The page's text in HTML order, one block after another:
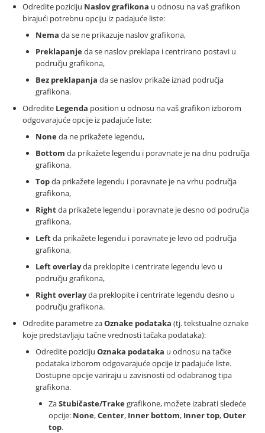
Odredite poziciju Naslov grafikona u odnosu na vaš grafikon
birajući potrebnu opciju iz padajuće liste:
Nema da se ne prikazuje naslov grafikona,
Preklapanjeda se naslov preklapa i centrirano postavi u
području grafikona,
Bez preklapanja da se naslov prikaže iznad područja
grafikona.
Odredite Legenda position u odnosu na vaš grafikon izborom
odgovarajuće opcije iz padajuće liste:
Noneda ne prikažete legendu,
Bottom da prikažete legendu i poravnate je na dnu područja
grafikona,
Topda prikažete legendu i poravnate je na vrhu područja
grafikona,
Rightda prikažete legendu i poravnate je desno od područja
grafikona,
Leftda prikažete legendu i poravnate je levo od područja
grafikona,
Left overlayda preklopite i centrirate legendu levo u
području grafikona,
Right overlayda preklopite i centrirate legendu desno u
području grafikona.
Odredite parametre zaOznake podataka (tj. tekstualne oznake
koje predstavljaju tačne vrednosti tačaka podataka):
Odredite poziciju Oznaka podataka u odnosu na tačke
podataka izborom odgovarajuće opcije iz padajuće liste.
Dostupne opcije variraju u zavisnosti od odabranog tipa
grafikona.
ZaStubičaste/Trakegrafikone, možete izabrati sledeće
opcije: None,Center, Inner bottom, Inner top,Outer
top.